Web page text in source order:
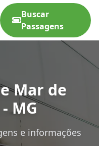
Buscar
Passagens
Mar de
MG
e informações